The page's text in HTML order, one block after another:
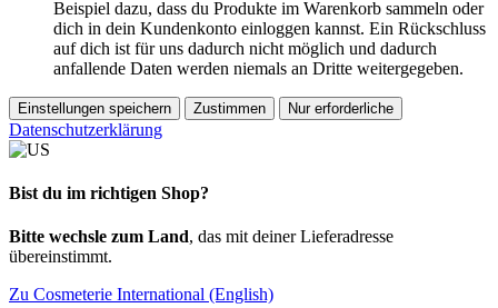
Beispiel dazu, dass du Produkte im Warenkorb sammeln oder
dich in dein Kundenkonto einloggen kannst. Ein Rückschluss
auf dich ist für uns dadurch nicht möglich und dadurch
anfallende Daten werden niemals an Dritte weitergegeben.
Einstellungen speichern Zustimmen Nur erforderliche
Datenschutzerklärung
Bist du im richtigen Shop?
Bitte wechsle zum Land, das mit deiner Lieferadresse
übereinstimmt.
Zu Cosmeterie International (English)